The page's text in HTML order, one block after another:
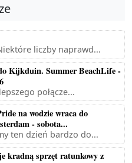
liczby naprawd...
Kijkduin. Summer BeachLife -
połącze...
na wodzie wraca do
- sobota...
ten dzień bardzo do...
kradną sprzęt ratunkowy z